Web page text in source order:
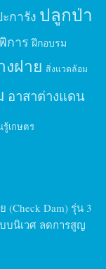
การัง ปลูกป่า
การ ฝึกอบรม
งฝาย สิ่งแวดล้อม
อาสาต่างแดน
รู้เกษตร
Dam) รุ่น 3
บนิเวศ ลดการสูญ